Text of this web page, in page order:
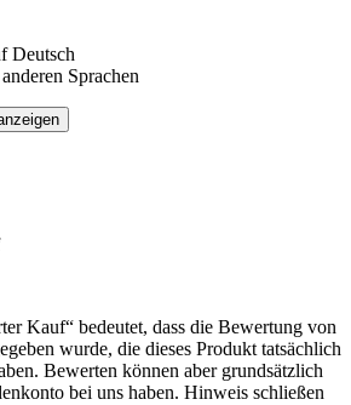
Deutsch
Sprachen
Kauf“ bedeutet, dass die Bewertung von
wurde, die dieses Produkt tatsächlich
Bewerten können aber grundsätzlich
bei uns haben. Hinweis schließen